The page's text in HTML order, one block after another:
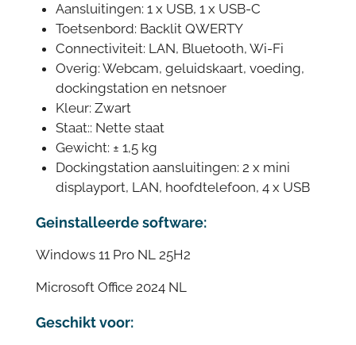
Aansluitingen: 1 x USB, 1 x USB-C
Toetsenbord: Backlit QWERTY
Connectiviteit: LAN, Bluetooth, Wi-Fi
Overig: Webcam, geluidskaart, voeding,
dockingstation en netsnoer
Kleur: Zwart
Staat:: Nette staat
Gewicht: ± 1,5 kg
Dockingstation aansluitingen: 2 x mini
displayport, LAN, hoofdtelefoon, 4 x USB
Geinstalleerde software:
Windows 11 Pro NL 25H2
Microsoft Office 2024 NL
Geschikt voor: